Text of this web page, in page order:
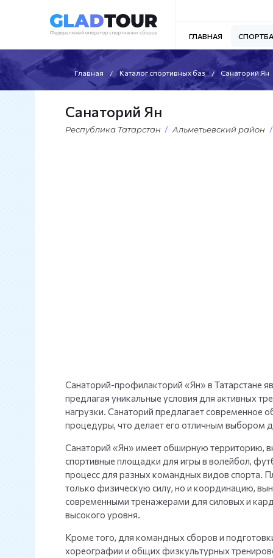
ГЛАВНАЯ
Главная Каталог спортивных баз Санаторий Ян
Санаторий Ян
Республика Татарстан Альметьевский район
Санаторий-профилакторий «Ян» в Татарстане
предлагая уникальные условия для активных
нагрузки. Санаторий предлагает современное
процедуры, что делает его отличным выбором
Санаторий «Ян» имеет обширную территорию,
спортивные площадки для игры в волейбол,
процесс для разных командных видов спорта.
только физическую силу, но и координацию,
современными тренажерами для силовых и
высокого уровня.
Кроме того, для командных сборов и
хореографии и общих физкультурных